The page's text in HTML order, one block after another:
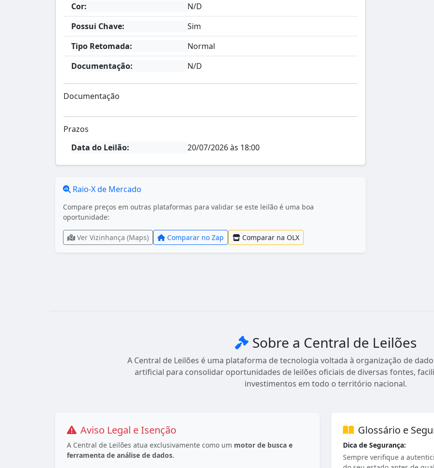
Cor:
N/D
Possui Chave:
Sim
Tipo Retomada:
Normal
Documentação:
N/D
Documentação
Prazos
Data do Leilão:
20/07/2026 às 18:00
Raio-X de Mercado
Compare preços em outras plataformas para validar se este leilão é uma boa
oportunidade:
Ver Vizinhança (Maps) Comparar no Zap Comparar na OLX
Sobre a Central de Leilões
A Central de Leilões é uma plataforma de tecnologia voltada à organização de
artificial para consolidar oportunidades de leilões oficiais de diversas fontes,
investimentos em todo o território nacional.
Aviso Legal e Isenção
A Central de Leilões atua exclusivamente como um motor de busca e
ferramenta de análise de dados.
Glossário e
Dica de Segurança:
Sempre verifique a